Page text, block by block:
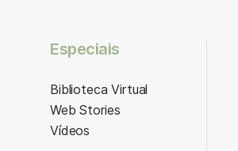
Especiais
Biblioteca Virtual
Web Stories
Vídeos